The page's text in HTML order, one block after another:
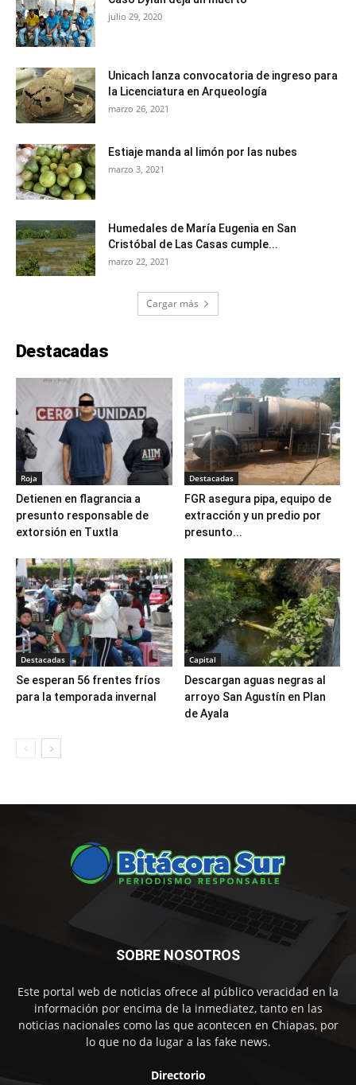
julio 29, 2020
Unicach lanza convocatoria de ingreso para
la Licenciatura en Arqueología
marzo 26, 2021
Estiaje manda al limón por las nubes
marzo 3, 2021
Humedales de María Eugenia en San
Cristóbal de Las Casas cumple...
marzo 22, 2021
Cargar más
Destacadas
Roja
Detienen en flagrancia a
presunto responsable de
extorsión en Tuxtla
Destacadas
FGR asegura pipa, equipo de
extracción y un predio por
presunto...
Destacadas
Se esperan 56 frentes fríos
para la temporada invernal
Capital
Descargan aguas negras al
arroyo San Agustín en Plan
de Ayala
SOBRE NOSOTROS
Este portal web de noticias ofrece al público veracidad en la
información por encima de la inmediatez, tanto en las
noticias nacionales como las que acontecen en Chiapas, por
lo que no da lugar a las fake news.
Directorio